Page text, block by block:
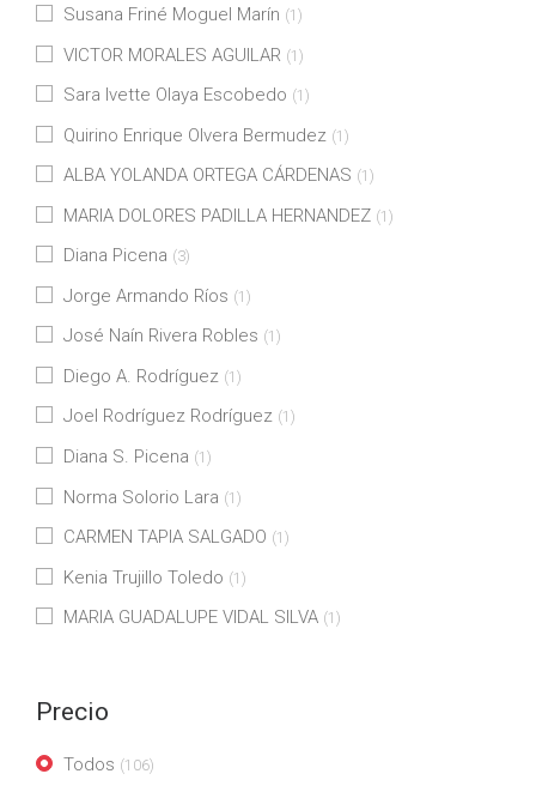
Susana Friné Moguel Marín (1)
VICTOR MORALES AGUILAR (1)
Sara Ivette Olaya Escobedo (1)
Quirino Enrique Olvera Bermudez (1)
ALBA YOLANDA ORTEGA CÁRDENAS (1)
MARIA DOLORES PADILLA HERNANDEZ (1)
Diana Picena (3)
Jorge Armando Ríos (1)
José Naín Rivera Robles (1)
Diego A. Rodríguez (1)
Joel Rodríguez Rodríguez (1)
Diana S. Picena (1)
Norma Solorio Lara (1)
CARMEN TAPIA SALGADO (1)
Kenia Trujillo Toledo (1)
MARIA GUADALUPE VIDAL SILVA (1)
Precio
Todos (106)